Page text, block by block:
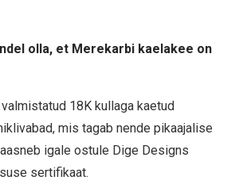
olla, et Merekarbi kaelakee on
18K kullaga kaetud
mis tagab nende pikaajalise
igale ostule Dige Designs
sertifikaat.